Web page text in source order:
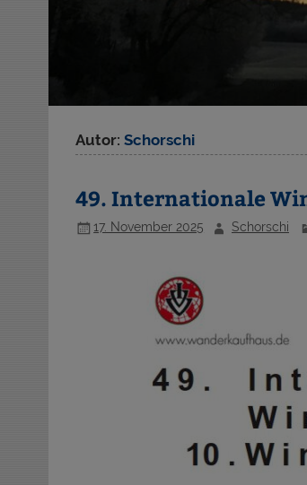
Autor:Schorschi
49. Internationale
17. November 2025 Schorschi